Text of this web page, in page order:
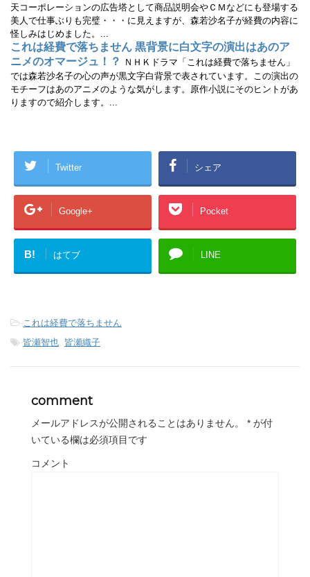
天コーポレーションの広告塔として商品説明会やＣＭなどにも登場する
美人で仕事ぶりも完璧・・・に見えますが、森若沙名子が経費の内容に
怪しみはじめました。...
これは経費で落ちません 黒背景に白文字の演出はあのア
ニメのオマージュ！？
ＮＨＫドラマ「これは経費で落ちません」
では森若沙名子の心の声が黒文字白背景で表されています。この演出の
モチーフはあのアニメのような気がします。原作小説にそのヒントがあ
りますので紹介します。...
Twitter シェア
Google+ Pocket
B! はてブ LINE
- これは経費で落ちません
-皆瀬智也 皆瀬織子
comment
メールアドレスが公開されることはありません。 * が付
いている欄は必須項目です
コメント